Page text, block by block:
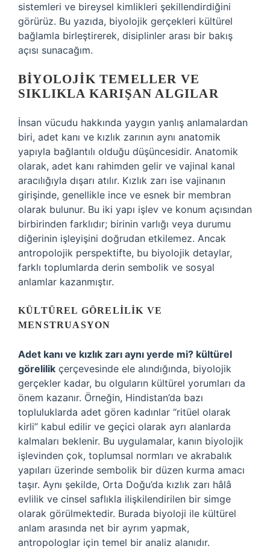
sistemleri ve bireysel kimlikleri şekillendirdiğini
görürüz. Bu yazıda, biyolojik gerçekleri kültürel
bağlamla birleştirerek, disiplinler arası bir bakış
açısı sunacağım.
BIYOLOJIK TEMELLER VE
SIKLIKLA KARIŞAN ALGILAR
İnsan vücudu hakkında yaygın yanlış anlamalardan
biri, adet kanı ve kızlık zarının aynı anatomik
yapıyla bağlantılı olduğu düşüncesidir. Anatomik
olarak, adet kanı rahimden gelir ve vajinal kanal
aracılığıyla dışarı atılır. Kızlık zarı ise vajinanın
girişinde, genellikle ince ve esnek bir membran
olarak bulunur. Bu iki yapı işlev ve konum açısından
birbirinden farklıdır; birinin varlığı veya durumu
diğerinin işleyişini doğrudan etkilemez. Ancak
antropolojik perspektifte, bu biyolojik detaylar,
farklı toplumlarda derin sembolik ve sosyal
anlamlar kazanmıştır.
KÜLTÜREL GÖRELILIK VE
MENSTRUASYON
Adet kanı ve kızlık zarı aynı yerde mi? kültürel
görelilik çerçevesinde ele alındığında, biyolojik
gerçekler kadar, bu olguların kültürel yorumları da
önem kazanır. Örneğin, Hindistan’da bazı
topluluklarda adet gören kadınlar “ritüel olarak
kirli” kabul edilir ve geçici olarak ayrı alanlarda
kalmaları beklenir. Bu uygulamalar, kanın biyolojik
işlevinden çok, toplumsal normları ve akrabalık
yapıları üzerinde sembolik bir düzen kurma amacı
taşır. Aynı şekilde, Orta Doğu’da kızlık zarı hâlâ
evlilik ve cinsel saflıkla ilişkilendirilen bir simge
olarak görülmektedir. Burada biyoloji ile kültürel
anlam arasında net bir ayrım yapmak,
antropologlar için temel bir analiz alanıdır.